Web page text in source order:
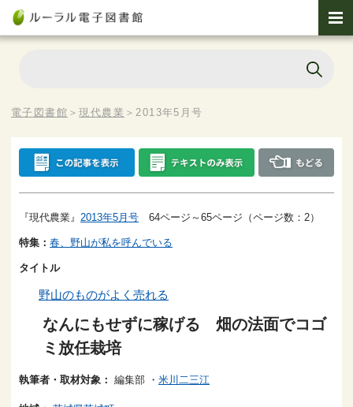
電子図書館 ＞現代農業 ＞2013年5月号
『現代農業』 2013年5月号 64ページ～65ページ（ページ数：2）
特集： 春、野山が私を呼んでいる
タイトル
野山のものがよく売れる
なんにもせずに稼げる 畑の法面でコゴ
ミ放任栽培
執筆者・取材対象： 編集部 ・ 米川二三江